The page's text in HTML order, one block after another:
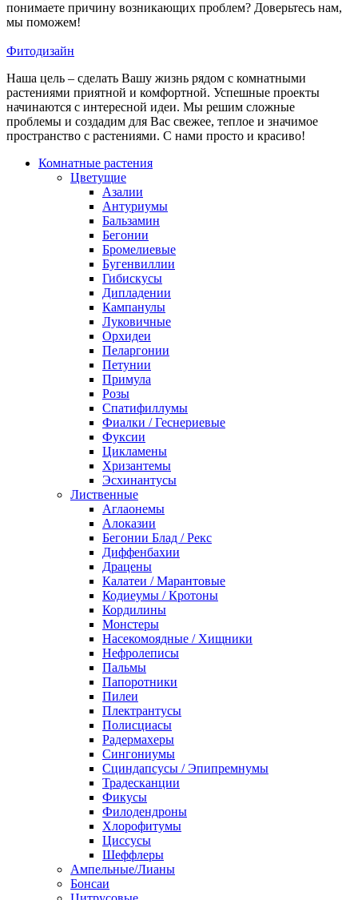
понимаете причину возникающих проблем? Доверьтесь нам,
мы поможем!
Фитодизайн
Наша цель – сделать Вашу жизнь рядом с комнатными
растениями приятной и комфортной. Успешные проекты
начинаются с интересной идеи. Мы решим сложные
проблемы и создадим для Вас свежее, теплое и значимое
пространство с растениями. С нами просто и красиво!
Комнатные растения
Цветущие
Азалии
Антуриумы
Бальзамин
Бегонии
Бромелиевые
Бугенвиллии
Гибискусы
Дипладении
Кампанулы
Луковичные
Орхидеи
Пеларгонии
Петунии
Примула
Розы
Спатифиллумы
Фиалки / Геснериевые
Фуксии
Цикламены
Хризантемы
Эсхинантусы
Лиственные
Аглаонемы
Алоказии
Бегонии Блад / Рекс
Диффенбахии
Драцены
Калатеи / Марантовые
Кодиеумы / Кротоны
Кордилины
Монстеры
Насекомоядные / Хищники
Нефролеписы
Пальмы
Папоротники
Пилеи
Плектрантусы
Полисциасы
Радермахеры
Сингониумы
Сциндапсусы / Эпипремнумы
Традесканции
Фикусы
Филодендроны
Хлорофитумы
Циссусы
Шеффлеры
Ампельные/Лианы
Бонсаи